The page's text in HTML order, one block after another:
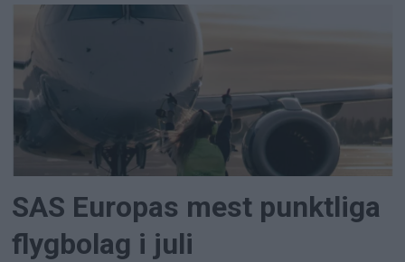
SAS Europas mest punktliga
flygbolag i juli